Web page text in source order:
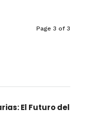
Page 3 of 3
El Futuro del